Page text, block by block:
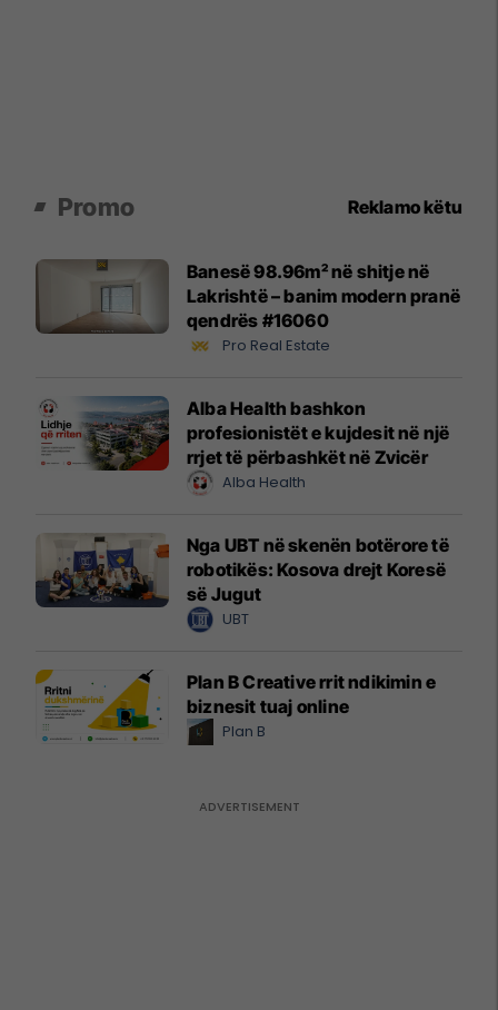
Promo Reklamo këtu
Banesë 98.96m² në shitje në
Lakrishtë – banim modern pranë
qendrës #16060
Pro Real Estate
Alba Health bashkon
profesionistët e kujdesit në një
rrjet të përbashkët në Zvicër
Alba Health
Nga UBT në skenën botërore të
robotikës: Kosova drejt Koresë
së Jugut
UBT
Plan B Creative rrit ndikimin e
biznesit tuaj online
Plan B